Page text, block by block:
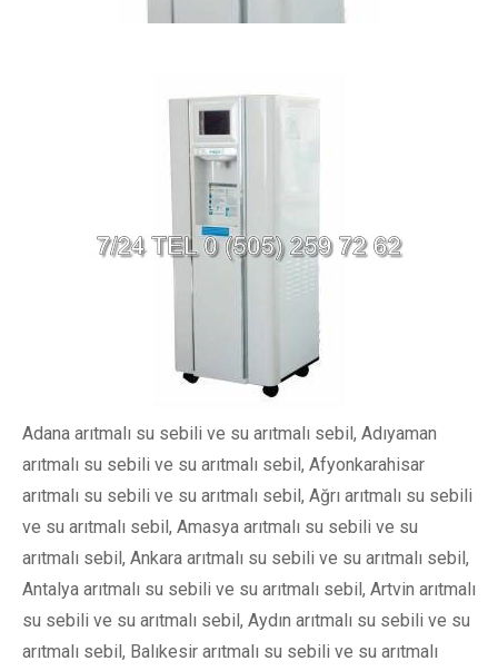
Adana arıtmalı su sebili ve su arıtmalı sebil, Adıyaman
arıtmalı su sebili ve su arıtmalı sebil, Afyonkarahisar
arıtmalı su sebili ve su arıtmalı sebil, Ağrı arıtmalı su sebili
ve su arıtmalı sebil, Amasya arıtmalı su sebili ve su
arıtmalı sebil, Ankara arıtmalı su sebili ve su arıtmalı sebil,
Antalya arıtmalı su sebili ve su arıtmalı sebil, Artvin arıtmalı
su sebili ve su arıtmalı sebil, Aydın arıtmalı su sebili ve su
arıtmalı sebil, Balıkesir arıtmalı su sebili ve su arıtmalı